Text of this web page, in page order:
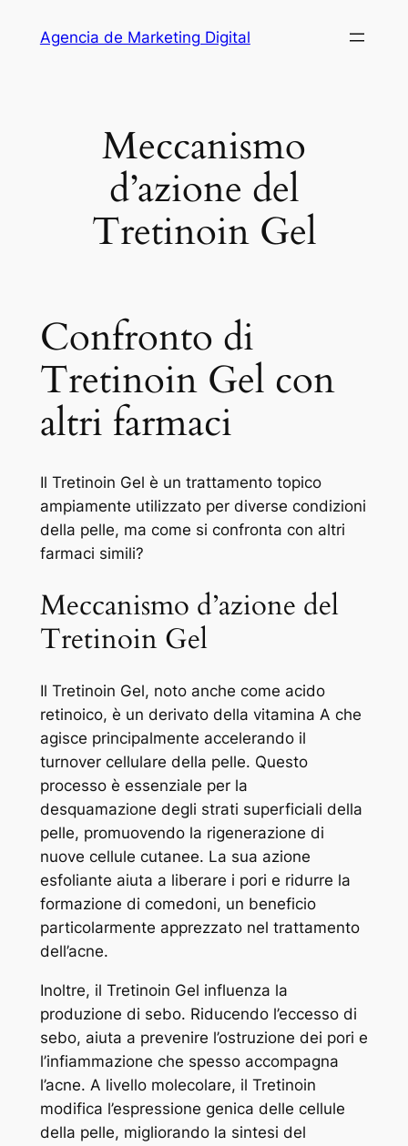
Agencia de Marketing Digital
Meccanismo
d’azione del
Tretinoin Gel
Confronto di
Tretinoin Gel con
altri farmaci
Il Tretinoin Gel è un trattamento topico
ampiamente utilizzato per diverse condizioni
della pelle, ma come si confronta con altri
farmaci simili?
Meccanismo d’azione del
Tretinoin Gel
Il Tretinoin Gel, noto anche come acido
retinoico, è un derivato della vitamina A che
agisce principalmente accelerando il
turnover cellulare della pelle. Questo
processo è essenziale per la
desquamazione degli strati superficiali della
pelle, promuovendo la rigenerazione di
nuove cellule cutanee. La sua azione
esfoliante aiuta a liberare i pori e ridurre la
formazione di comedoni, un beneficio
particolarmente apprezzato nel trattamento
dell’acne.
Inoltre, il Tretinoin Gel influenza la
produzione di sebo. Riducendo l’eccesso di
sebo, aiuta a prevenire l’ostruzione dei pori e
l’infiammazione che spesso accompagna
l’acne. A livello molecolare, il Tretinoin
modifica l’espressione genica delle cellule
della pelle, migliorando la sintesi del